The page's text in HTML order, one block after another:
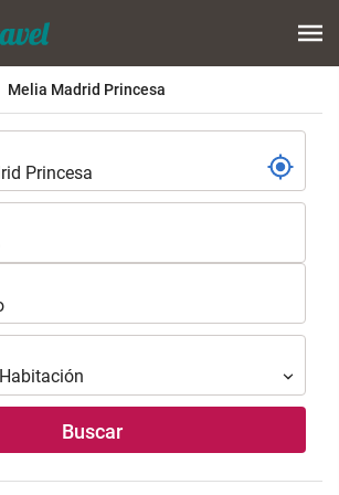
Melia Madrid Princesa
Habitación
Buscar